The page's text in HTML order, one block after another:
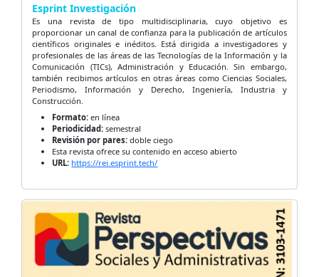
Esprint Investigación
Es una revista de tipo multidisciplinaria, cuyo objetivo es
proporcionar un canal de confianza para la publicación de artículos
científicos originales e inéditos. Está dirigida a investigadores y
profesionales de las áreas de las Tecnologías de la Información y la
Comunicación (TICs), Administración y Educación. Sin embargo,
también recibimos artículos en otras áreas como Ciencias Sociales,
Periodismo, Información y Derecho, Ingeniería, Industria y
Construcción.
Formato: en línea
Periodicidad: semestral
Revisión por pares: doble ciego
Esta revista ofrece su contenido en acceso abierto
URL: https://rei.esprint.tech/